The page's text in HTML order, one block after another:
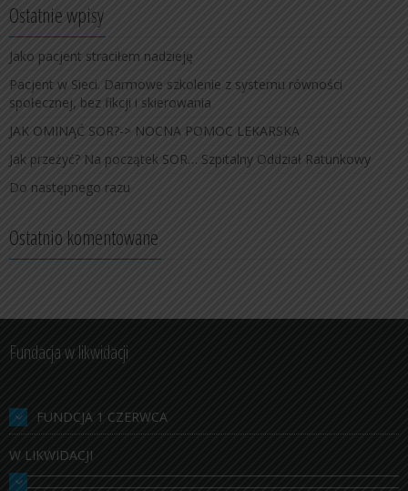
Ostatnie wpisy
Jako pacjent straciłem nadzieję
Pacjent w Sieci. Darmowe szkolenie z systemu równości
społecznej, bez fikcji i skierowania
JAK OMINĄĆ SOR?-> NOCNA POMOC LEKARSKA
Jak przeżyć? Na początek SOR… Szpitalny Oddział Ratunkowy
Do następnego razu
Ostatnio komentowane
Fundacja w likwidacji
FUNDCJA 1 CZERWCA
W LIKWIDACJI